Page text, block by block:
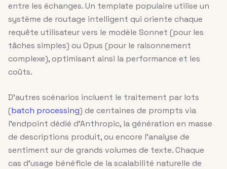
entre les échanges. Un template populaire utilise un
système de routage intelligent qui oriente chaque
requête utilisateur vers le modèle Sonnet (pour les
tâches simples) ou Opus (pour le raisonnement
complexe), optimisant ainsi la performance et les
coûts.
D’autres scénarios incluent le traitement par lots
(batch processing) de centaines de prompts via
l’endpoint dédié d’Anthropic, la génération en masse
de descriptions produit, ou encore l’analyse de
sentiment sur de grands volumes de texte. Chaque
cas d’usage bénéficie de la scalabilité naturelle de